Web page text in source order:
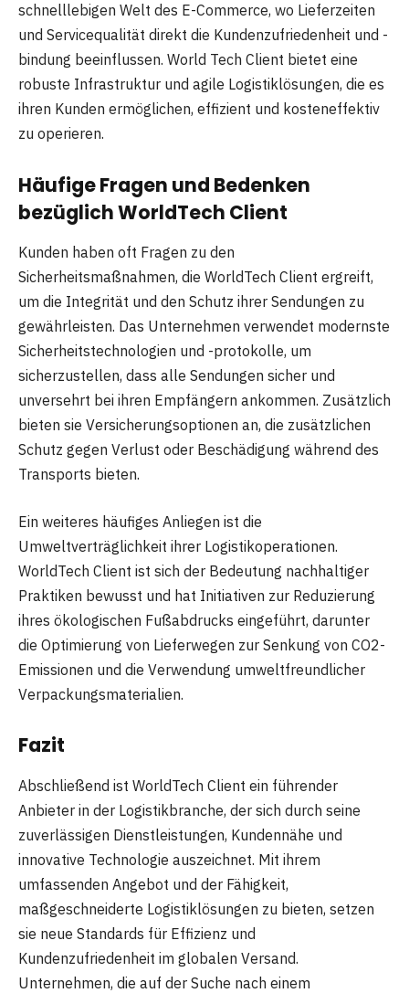
schnelllebigen Welt des E-Commerce, wo Lieferzeiten
und Servicequalität direkt die Kundenzufriedenheit und -
bindung beeinflussen. World Tech Client bietet eine
robuste Infrastruktur und agile Logistiklösungen, die es
ihren Kunden ermöglichen, effizient und kosteneffektiv
zu operieren.
Häufige Fragen und Bedenken
bezüglich WorldTech Client
Kunden haben oft Fragen zu den
Sicherheitsmaßnahmen, die WorldTech Client ergreift,
um die Integrität und den Schutz ihrer Sendungen zu
gewährleisten. Das Unternehmen verwendet modernste
Sicherheitstechnologien und -protokolle, um
sicherzustellen, dass alle Sendungen sicher und
unversehrt bei ihren Empfängern ankommen. Zusätzlich
bieten sie Versicherungsoptionen an, die zusätzlichen
Schutz gegen Verlust oder Beschädigung während des
Transports bieten.
Ein weiteres häufiges Anliegen ist die
Umweltverträglichkeit ihrer Logistikoperationen.
WorldTech Client ist sich der Bedeutung nachhaltiger
Praktiken bewusst und hat Initiativen zur Reduzierung
ihres ökologischen Fußabdrucks eingeführt, darunter
die Optimierung von Lieferwegen zur Senkung von CO2-
Emissionen und die Verwendung umweltfreundlicher
Verpackungsmaterialien.
Fazit
Abschließend ist WorldTech Client ein führender
Anbieter in der Logistikbranche, der sich durch seine
zuverlässigen Dienstleistungen, Kundennähe und
innovative Technologie auszeichnet. Mit ihrem
umfassenden Angebot und der Fähigkeit,
maßgeschneiderte Logistiklösungen zu bieten, setzen
sie neue Standards für Effizienz und
Kundenzufriedenheit im globalen Versand.
Unternehmen, die auf der Suche nach einem